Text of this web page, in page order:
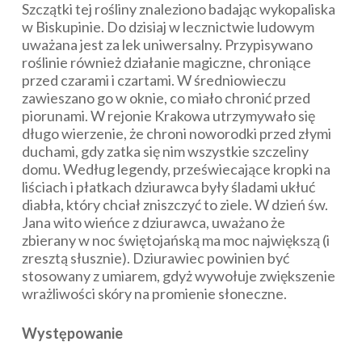
Szczątki tej rośliny znaleziono badając wykopaliska
w Biskupinie. Do dzisiaj w lecznictwie ludowym
uważana jest za lek uniwersalny. Przypisywano
roślinie również działanie magiczne, chroniące
przed czarami i czartami. W średniowieczu
zawieszano go w oknie, co miało chronić przed
piorunami. W rejonie Krakowa utrzymywało się
długo wierzenie, że chroni noworodki przed złymi
duchami, gdy zatka się nim wszystkie szczeliny
domu. Według legendy, przeświecające kropki na
liściach i płatkach dziurawca były śladami ukłuć
diabła, który chciał zniszczyć to ziele. W dzień św.
Jana wito wieńce z dziurawca, uważano że
zbierany w noc świętojańską ma moc największą (i
zresztą słusznie). Dziurawiec powinien być
stosowany z umiarem, gdyż wywołuje zwiększenie
wrażliwości skóry na promienie słoneczne.
Występowanie